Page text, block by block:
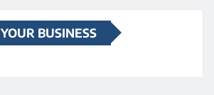
BUSINESS